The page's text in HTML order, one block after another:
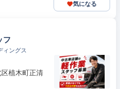
気になる
フ
ィングス
植木町正清